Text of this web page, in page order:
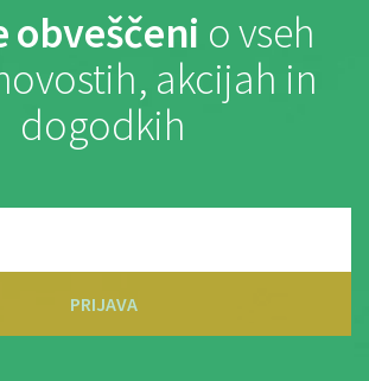
obveščeni o vseh
akcijah in
dogodkih
PRIJAVA